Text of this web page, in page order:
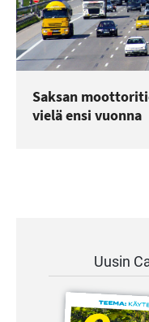
Saksan
vielä ensi vuonna
Uusin